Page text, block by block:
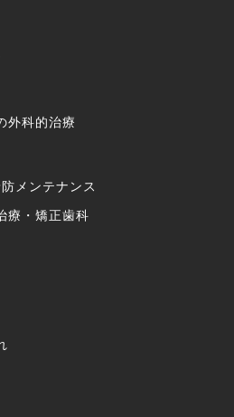
外科的治療
メンテナンス
療・矯正歯科